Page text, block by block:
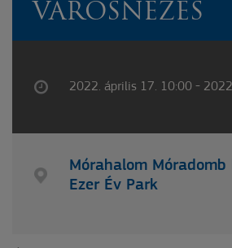
VÁROSNÉZÉS
2022. április 17. 10:00 -
Mórahalom
Ezer Év Park